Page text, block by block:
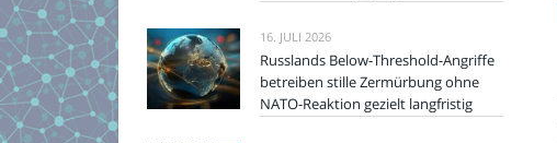
16. JULI 2026
Russlands Below-Threshold-Angriffe
betreiben stille Zermürbung ohne
NATO-Reaktion gezielt langfristig